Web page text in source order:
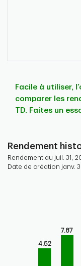
Facile à utiliser,
comparer les
TD. Faites un
Rendement
Rendement au juil. 31,
Date de création janv.
Bar chart for
The chart has 1 Y
4.62
7.87